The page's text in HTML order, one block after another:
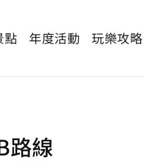
點 年度活動 玩樂攻略
路線